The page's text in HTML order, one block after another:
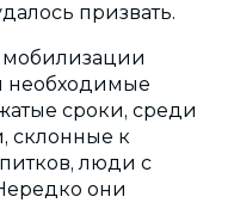
призвать.
мобилизации
необходимые
сроки, среди
склонные к
люди с
они